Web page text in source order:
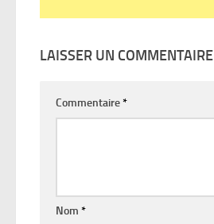
LAISSER UN COMMENTAIRE
Commentaire*
Nom *